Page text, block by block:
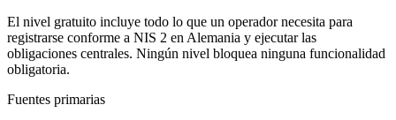
El nivel gratuito incluye todo lo que un operador necesita para
registrarse conforme a NIS 2 en Alemania y ejecutar las
obligaciones centrales. Ningún nivel bloquea ninguna funcionalidad
obligatoria.
Fuentes primarias